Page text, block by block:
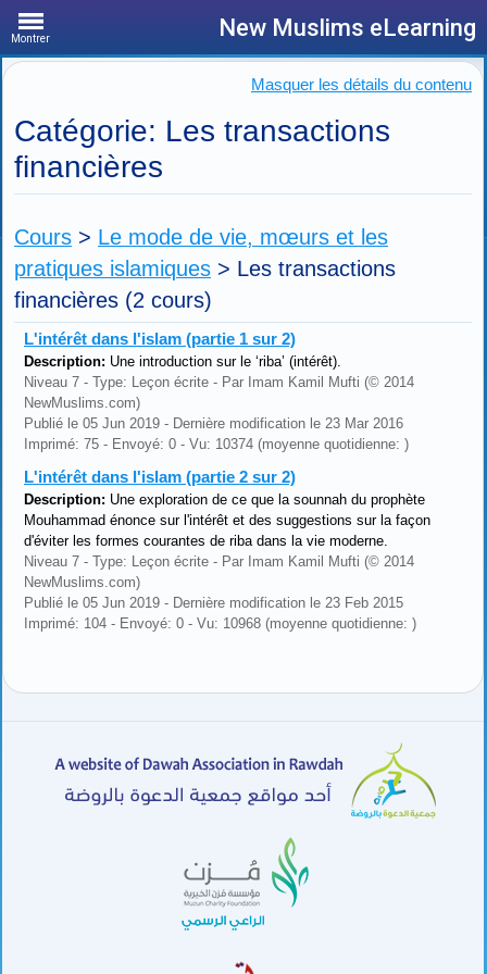
Montrer New Muslims eLearning
Masquer les détails du contenu
Catégorie: Les transactions
financières
Cours > Le mode de vie, mœurs et les
pratiques islamiques > Les transactions
financières (2 cours)
L'intérêt dans l'islam (partie 1 sur 2)
Description: Une introduction sur le ‘riba’ (intérêt).
Niveau 7 - Type: Leçon écrite - Par Imam Kamil Mufti (© 2014
NewMuslims.com)
Publié le 05 Jun 2019 - Dernière modification le 23 Mar 2016
Imprimé: 75 - Envoyé: 0 - Vu: 10374 (moyenne quotidienne: )
L'intérêt dans l'islam (partie 2 sur 2)
Description: Une exploration de ce que la sounnah du prophète
Mouhammad énonce sur l'intérêt et des suggestions sur la façon
d'éviter les formes courantes de riba dans la vie moderne.
Niveau 7 - Type: Leçon écrite - Par Imam Kamil Mufti (© 2014
NewMuslims.com)
Publié le 05 Jun 2019 - Dernière modification le 23 Feb 2015
Imprimé: 104 - Envoyé: 0 - Vu: 10968 (moyenne quotidienne: )